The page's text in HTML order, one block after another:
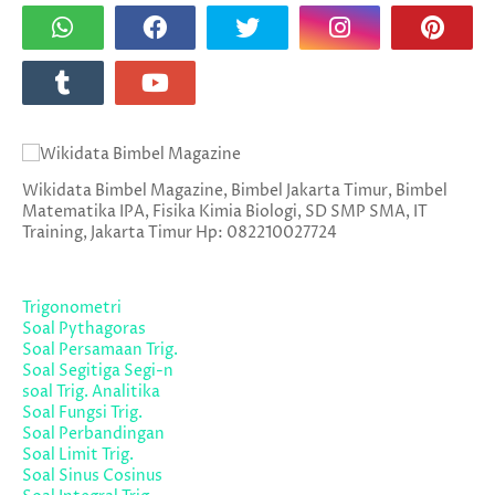
Wikidata Bimbel Magazine, Bimbel Jakarta Timur, Bimbel
Matematika IPA, Fisika Kimia Biologi, SD SMP SMA, IT
Training, Jakarta Timur Hp: 082210027724
Trigonometri
Soal Pythagoras
Soal Persamaan Trig.
Soal Segitiga Segi-n
soal Trig. Analitika
Soal Fungsi Trig.
Soal Perbandingan
Soal Limit Trig.
Soal Sinus Cosinus